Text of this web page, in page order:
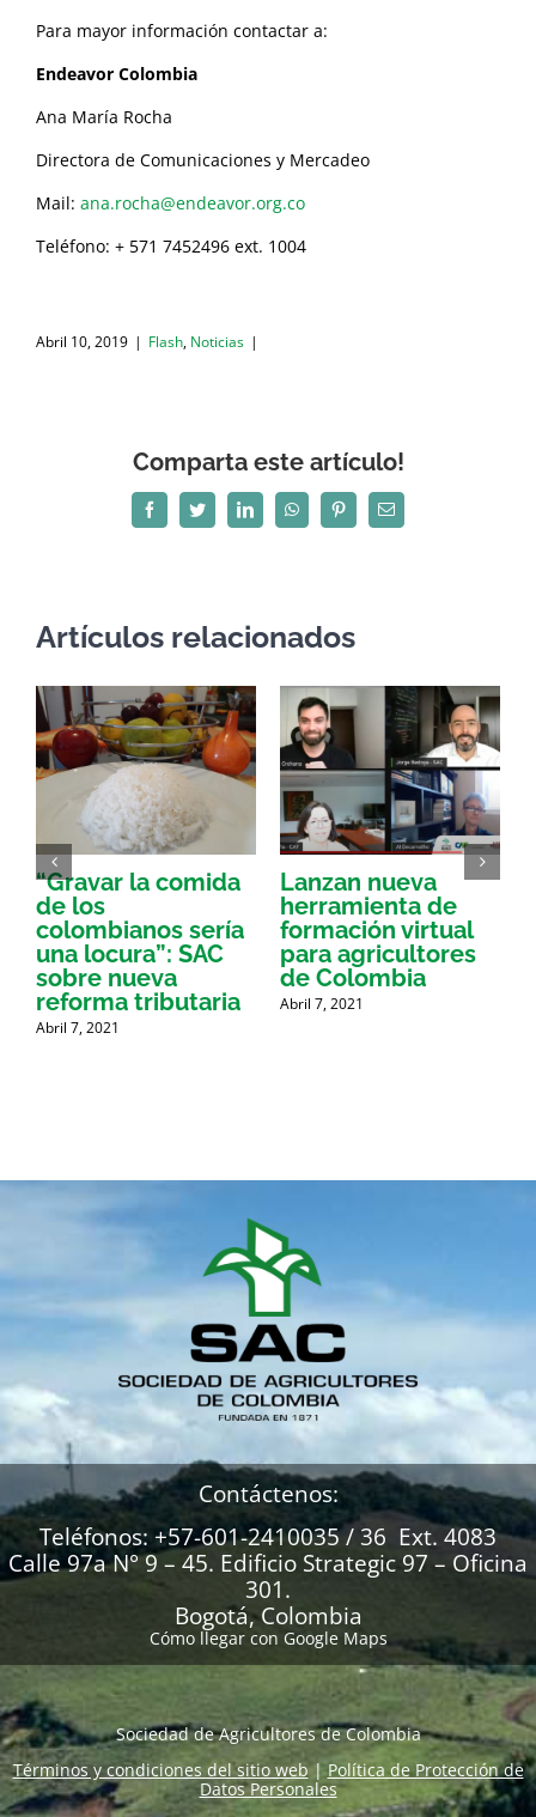
Para mayor información contactar a:
Endeavor Colombia
Ana María Rocha
Directora de Comunicaciones y Mercadeo
Mail: ana.rocha@endeavor.org.co
Teléfono: + 571 7452496 ext. 1004
Abril 10, 2019 | Flash, Noticias |
Comparta este artículo!
FacebookTwitterLinkedInWhatsAppPinterestCorreo
electrónico
Artículos relacionados
“Gravar la comida
de los
colombianos sería
una locura”: SAC
sobre nueva
reforma tributaria
Abril 7, 2021
Lanzan nueva
herramienta de
formación virtual
para agricultores
de Colombia
Abril 7, 2021
Contáctenos:
Teléfonos: +57-601-2410035 / 36 Ext. 4083
Calle 97a N° 9 – 45. Edificio Strategic 97 – Oficina
301.
Bogotá, Colombia
Cómo llegar con Google Maps
Sociedad de Agricultores de Colombia
Términos y condiciones del sitio web|Política de Protección de
Datos Personales